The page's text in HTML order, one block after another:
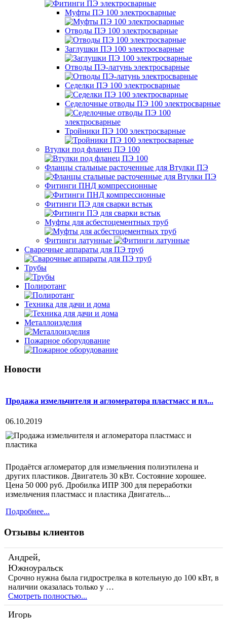
Муфты ПЭ 100 электросварные
Отводы ПЭ 100 электросварные
Заглушки ПЭ 100 электросварные
Отводы ПЭ-латунь электросварные
Седелки ПЭ 100 электросварные
Седелочные отводы ПЭ 100 электросварные
Тройники ПЭ 100 электросварные
Втулки под фланец ПЭ 100
Фланцы стальные расточенные для Втулки ПЭ
Фитинги ПНД компрессионные
Фитинги ПЭ для сварки встык
Муфты для асбестоцементных труб
Фитинги латунные
Сварочные аппараты для ПЭ труб
Трубы
Полиротанг
Техника для дачи и дома
Металлоизделия
Пожарное оборудование
Новости
Продажа измельчителя и агломератора пластмасс и пл...
06.10.2019
Продаётся агломератор для измельчения полиэтилена и
других пластиков. Двигатель 30 кВт. Состояние хорошее.
Цена 50 000 руб. Дробилка ИПР 300 для переработки
измельчения пластмасс и пластика Двигатель...
Подробнее...
Отзывы клиентов
Андрей,
Южноуральск
Срочно нужна была гидрострелка в котельную до 100 кВт, в
наличии оказалась только у …
Смотреть полностью...
Игорь